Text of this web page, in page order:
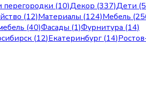
(10)Декор (337)Дети
(12)Материалы (124)Мебель
(40)Фасады (1)Фурнитура (14)
(12)Екатеринбург(14)